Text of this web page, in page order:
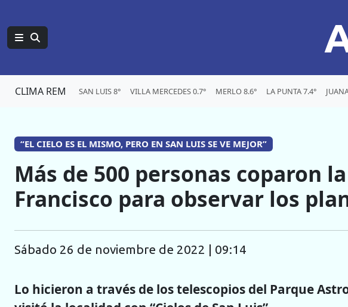
CLIMA REM SAN LUIS 8° VILLA MERCEDES 0.7° MERLO 8.6° LA PUNTA 7.4°
“EL CIELO ES EL MISMO, PERO EN SAN LUIS SE VE MEJOR”
Más de 500 personas coparon
Francisco para observar los
sábado 26 de noviembre de 2022 | 09:14
Lo hicieron a través de los telescopios del Parque